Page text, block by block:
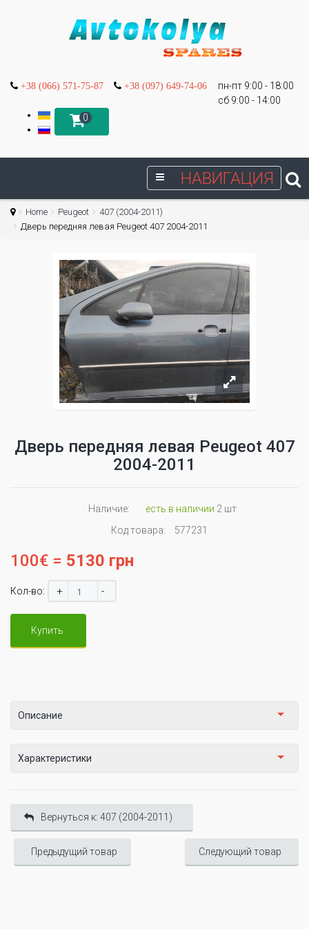
+38 (066) 571-75-87 +38 (097) 649-74-06
пн-пт 9:00 - 18:00
сб 9:00 - 14:00
0
НАВИГАЦИЯ
Home Peugeot
407 (2004-2011)
Дверь передняя левая Peugeot 407 2004-2011
Дверь передняя левая Peugeot 407
2004-2011
Наличие: есть в наличии 2 шт
Код товара:
577231
100€ = 5130 грн
Кол-во: + -
Купить
Описание
Характеристики
Вернуться к: 407 (2004-2011)
Предыдущий товар Следующий товар